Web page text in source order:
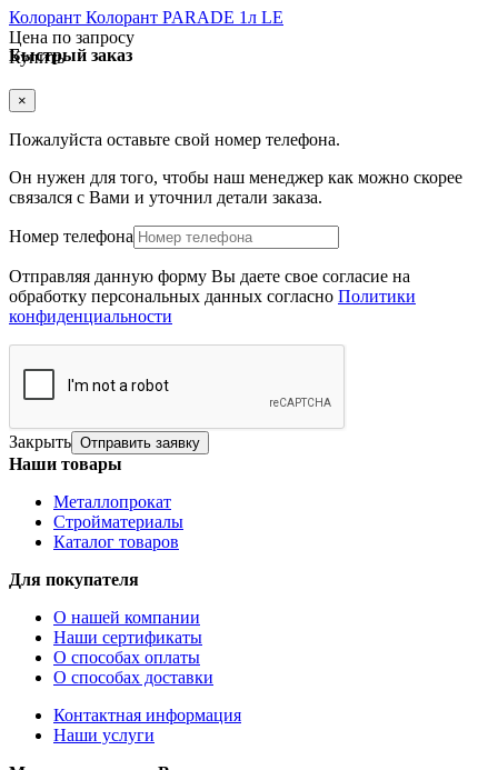
Колорант Колорант PARADE 1л LE
Цена по запросу
Купить
Быстрый заказ
×
Пожалуйста оставьте свой номер телефона.
Он нужен для того, чтобы наш менеджер как можно скорее
связался с Вами и уточнил детали заказа.
Номер телефона
Отправляя данную форму Вы даете свое согласие на
обработку персональных данных согласно Политики
конфиденциальности
Закрыть Отправить заявку
Наши товары
Металлопрокат
Стройматериалы
Каталог товаров
Для покупателя
О нашей компании
Наши сертификаты
О способах оплаты
О способах доставки
Контактная информация
Наши услуги